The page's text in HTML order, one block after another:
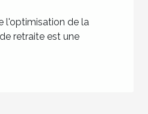
l'optimisation de la
retraite est une